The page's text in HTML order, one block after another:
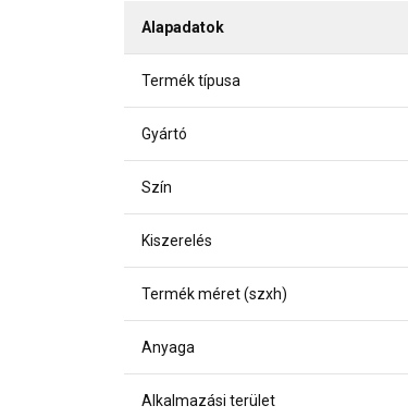
Alapadatok
Termék típusa
Gyártó
Szín
Kiszerelés
Termék méret (szxh)
Anyaga
Alkalmazási terület